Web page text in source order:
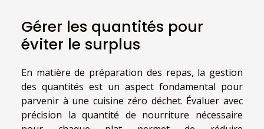
Gérer les quantités pour
éviter le surplus
En matière de préparation des repas, la gestion
des quantités est un aspect fondamental pour
parvenir à une cuisine zéro déchet. Évaluer avec
précision la quantité de nourriture nécessaire